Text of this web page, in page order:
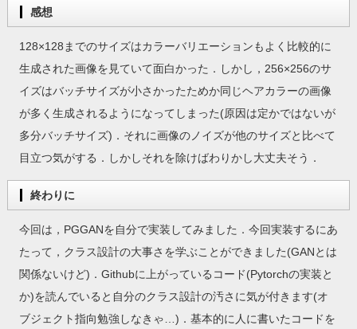
感想
128×128までのサイズはカラーバリエーションもよく比較的に
生成された画像を見ていて面白かった．しかし，256×256のサ
イズはバッチサイズが小さかったためか同じヘアカラーの画像
が多く生成されるようになってしまった(原因は定かではないが
多分バッチサイズ)．それに画像のノイズが他のサイズと比べて
目立つ気がする．しかしそれを除けばわりかし大丈夫そう．
終わりに
今回は，PGGANを自分で実装してみました．今回実装するにあ
たって，クラス設計の大事さを学ぶことができました(GANとは
関係ないけど)．Githubに上がっているコード(Pytorchの実装と
か)を読んでいると自分のクラス設計の汚さに気が付きます(オ
ブジェクト指向勉強しなきゃ…)．基本的に人に書いたコードを